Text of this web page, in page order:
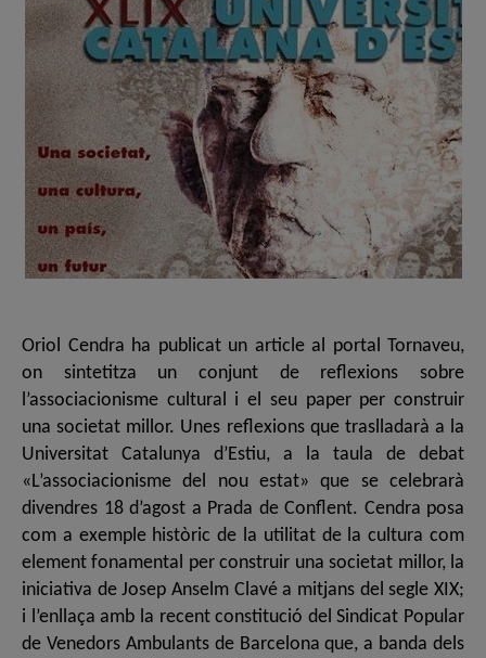
Oriol Cendra ha publicat un article al portal Tornaveu,
on sintetitza un conjunt de reflexions sobre
l’associacionisme cultural i el seu paper per construir
una societat millor. Unes reflexions que traslladarà a la
Universitat Catalunya d’Estiu, a la taula de debat
«L’associacionisme del nou estat» que se celebrarà
divendres 18 d’agost a Prada de Conflent. Cendra posa
com a exemple històric de la utilitat de la cultura com
element fonamental per construir una societat millor, la
iniciativa de Josep Anselm Clavé a mitjans del segle XIX;
i l’enllaça amb la recent constitució del Sindicat Popular
de Venedors Ambulants de Barcelona que, a banda dels